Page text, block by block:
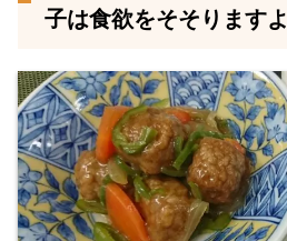
子は食欲をそそりますよ